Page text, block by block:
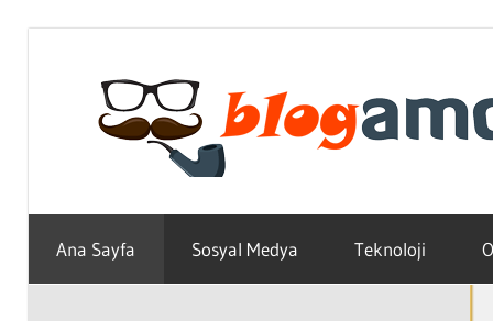
Haber,
Bilgi
–
Ana Sayfa Sosyal Medya Teknoloji